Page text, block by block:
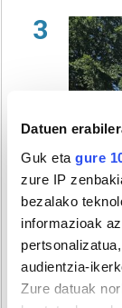
Datuen
Guk eta gure
zure IP
bezalako
informazioak
audientzia-
Zure datuak
3
UDALA